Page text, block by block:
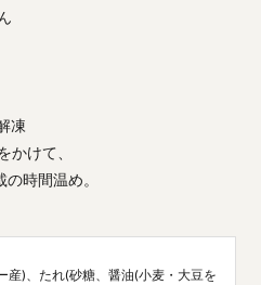
凍
けて、
時間温め。
産)、たれ(砂糖、醤油(小麦・大豆を